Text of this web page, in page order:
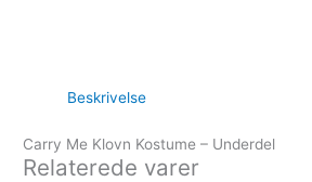
Beskrivelse
Carry Me Klovn Kostume – Underdel
Relaterede varer